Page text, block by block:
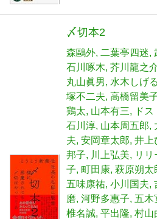
〆切本2
森鷗外 二葉亭四迷
石川啄木 芥川龍之
丸山眞男
水木しげる
塚不二夫 高橋留美
鶏太 山本有三 ド
石川淳 山本周五郎
夫 安岡章太郎 井上
邦子
川上弘美 リ
子 町田康 萩原朔太
五味康祐 小川国夫
磨 河野多惠子 五木
椎名誠 平出隆 村山